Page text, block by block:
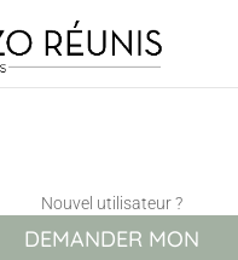
Nouvel utilisateur ?
DEMANDER MON